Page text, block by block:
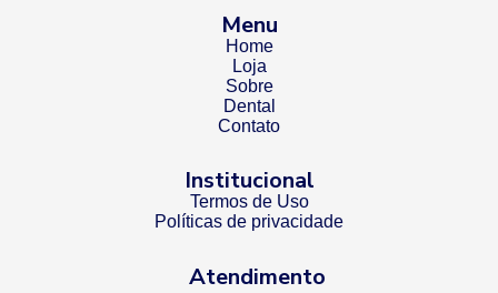
Menu
Home
Loja
Sobre
Dental
Contato
Institucional
Termos de Uso
Políticas de privacidade
Atendimento